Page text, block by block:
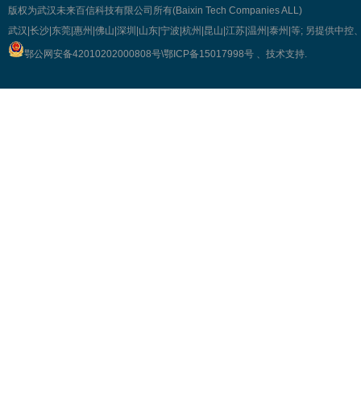
版权为武汉未来百信科技有限公司所有(Baixin Tech Companies ALL)
武汉|长沙|东莞|惠州|佛山|深圳|山东|宁波|杭州|昆山|江苏|温州|泰州|等; 另提供中控
鄂公网安备42010202000808号\鄂ICP备15017998号 、技术支持.